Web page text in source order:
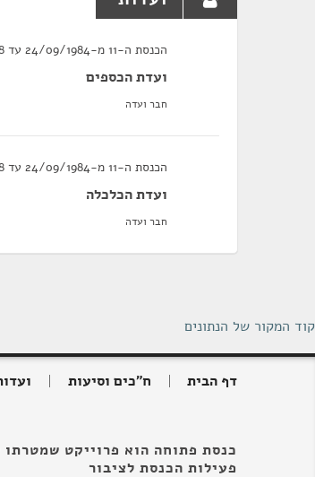
הכנסת ה-11 מ-24/09/1984 עד 19/11/1988
ועדת הכספים
חבר ועדה
הכנסת ה-11 מ-24/09/1984 עד 19/11/1988
ועדת הכלכלה
חבר ועדה
קוד המקור של הנתונים
דף הבית ח"כים וסיעות
כנסת פתוחה הוא פרוייקט
פעילות הכנסת לציבור